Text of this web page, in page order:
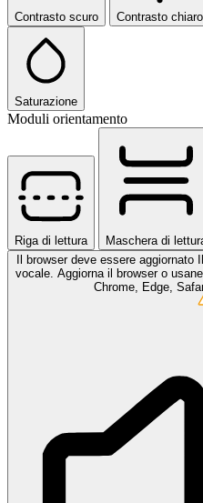
Contrasto scuro Contrasto chiaro
Saturazione
Moduli orientamento
Riga di lettura
Maschera di
Il browser deve essere aggiornato
vocale. Aggiorna il browser o
Chrome, Edge,